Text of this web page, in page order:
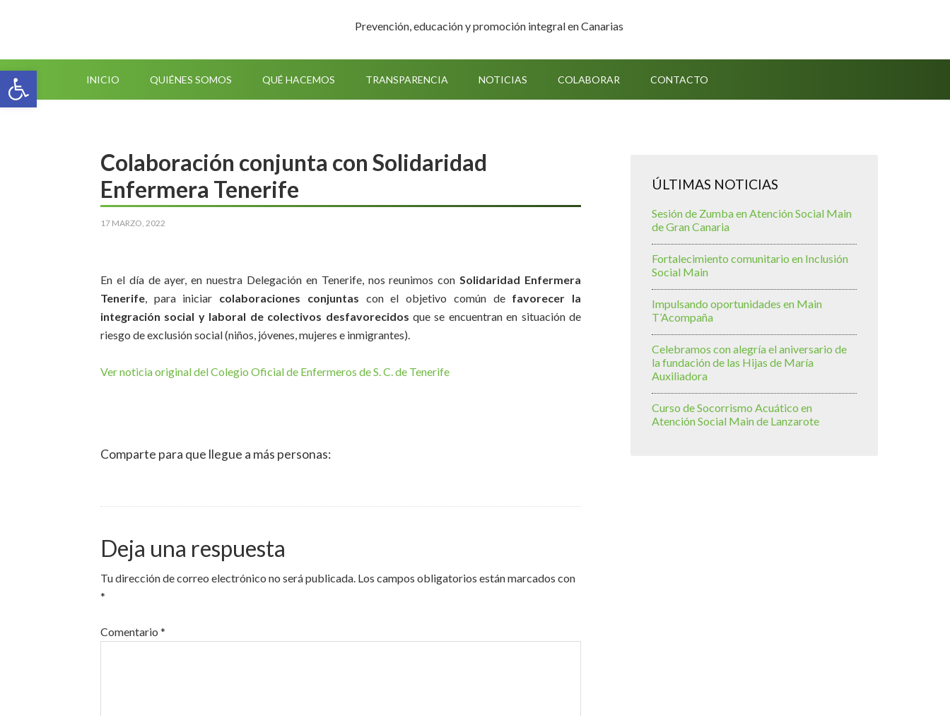
Abrir barra de herramientas
Prevención, educación y promoción integral en Canarias
INICIO QUIÉNES SOMOS QUÉ HACEMOS TRANSPARENCIA NOTICIAS COLABORAR CONTACTO
Colaboración conjunta con Solidaridad
Enfermera Tenerife
17 MARZO, 2022
En el día de ayer, en nuestra Delegación en Tenerife, nos reunimos conSolidaridad Enfermera
Tenerife, para iniciar colaboraciones conjuntas con el objetivo común defavorecer la
integración social y laboral de colectivos desfavorecidos que se encuentran en situación de
riesgo de exclusión social (niños, jóvenes, mujeres e inmigrantes).
Ver noticia original del Colegio Oficial de Enfermeros de S. C. de Tenerife
Comparte para que llegue a más personas:
Deja una respuesta
Tu dirección de correo electrónico no será publicada. Los campos obligatorios están marcados con
*
Comentario *
ÚLTIMAS NOTICIAS
Sesión de Zumba en Atención Social Main
de Gran Canaria
Fortalecimiento comunitario en Inclusión
Social Main
Impulsando oportunidades en Main
T’Acompaña
Celebramos con alegría el aniversario de
la fundación de las Hijas de María
Auxiliadora
Curso de Socorrismo Acuático en
Atención Social Main de Lanzarote